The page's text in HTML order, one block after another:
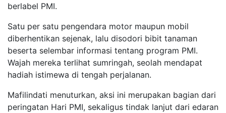
berlabel PMI.
Satu per satu pengendara motor maupun mobil
diberhentikan sejenak, lalu disodori bibit tanaman
beserta selembar informasi tentang program PMI.
Wajah mereka terlihat sumringah, seolah mendapat
hadiah istimewa di tengah perjalanan.
Mafilindati menuturkan, aksi ini merupakan bagian dari
peringatan Hari PMI, sekaligus tindak lanjut dari edaran